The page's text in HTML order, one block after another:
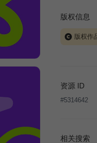
版权信息
版权作
让、出售或
将接照我国
资源 ID
#5314642
相关搜索